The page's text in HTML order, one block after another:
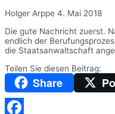
Holger Arppe 4. Mai 2018
Die gute Nachricht zuerst.
endlich der
die Staatsanwaltschaft
Teilen Sie diesen Beitrag:
Share